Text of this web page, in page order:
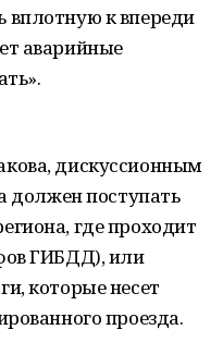
вплотную к впереди
аварийные
дискуссионным
должен поступать
где проходит
ГИБДД), или
которые несет
проезда.